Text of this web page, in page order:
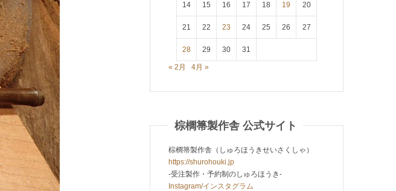
14 15 16 17 18 19 20
21 22 23 24 25 26 27
28 29 30 31
« 2月 4月 »
棕櫚箒製作舎 公式サイト
棕櫚箒製作舎（しゅろほうきせいさくしゃ）
https://shurohouki.jp
-受注製作・予約制のしゅろほうき-
Instagram/インスタグラム